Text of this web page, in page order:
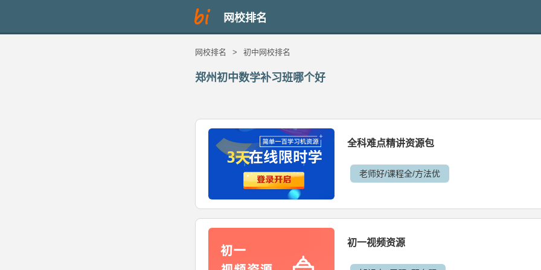
网校排名
网校排名 > 初中网校排名
郑州初中数学补习班哪个好
全科难点精讲资源包
老师好/课程全/方法优
初一视频资源